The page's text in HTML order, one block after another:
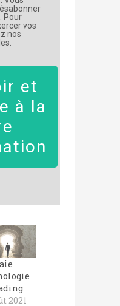
Pour
vos
nos
et
à la
2021